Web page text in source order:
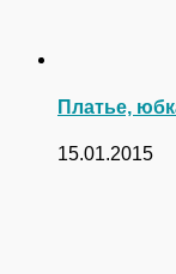
Платье,
15.01.2015